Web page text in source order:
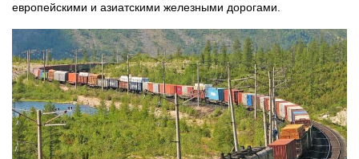
европейскими и азиатскими железными дорогами.